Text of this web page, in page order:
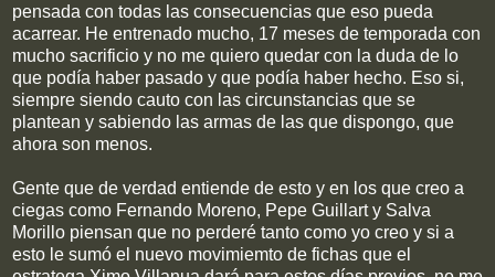
pensada con todas las consecuencias que eso pueda
acarrear. He entrenado mucho, 17 meses de temporada con
mucho sacrificio y no me quiero quedar con la duda de lo
que podía haber pasado y que podía haber hecho. Eso si,
siempre siendo cauto con las circunstancias que se
plantean y sabiendo las armas de las que dispongo, que
ahora son menos.
Gente que de verdad entiende de esto y en los que creo a
ciegas como Fernando Moreno, Pepe Guillart y Salva
Morillo piensan que no perderé tanto como yo creo y si a
esto le sumó el nuevo movimiemto de fichas que el